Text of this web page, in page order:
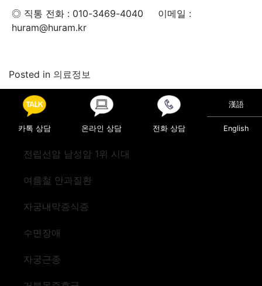
◎ 직통 전화 : 010-3469-4040 이메일 :
huram@huram.kr
Posted in 의료정보
Post navigation
“탈장으로 인한 불편함 … 간단한 복강경수술로 해결하세
요”
“몸의 한쪽에만 극심한 통증과 발진이 생겼어요~”
카톡 상담 온라인 상담 전화 상담
漢語
English
전립선암 남성암 1위 시대
여름철 안과질환
자궁내막증식증
수면장애
자궁근종